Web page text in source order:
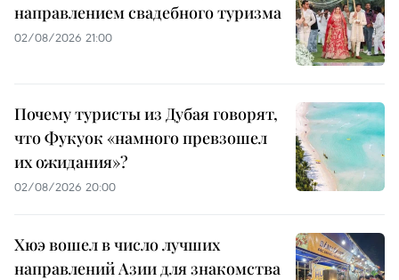
направлением свадебного туризма
02/08/2026 21:00
Почему туристы из Дубая говорят,
что Фукуок «намного превзошел
их ожидания»?
02/08/2026 20:00
Хюэ вошел в число лучших
направлений Азии для знакомства